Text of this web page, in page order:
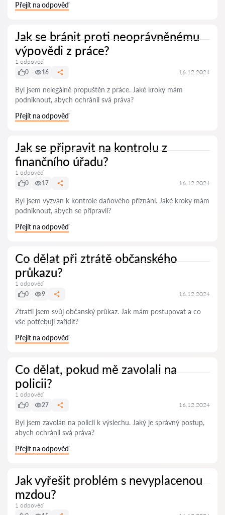
Přejít na odpověď
Jak se bránit proti neoprávněnému
výpovědi z práce?
1 odpověď
0
16 16.12.2024
Byl jsem nelegálně propuštěn z práce. Jaké kroky mám
podniknout, abych ochránil svá práva?
Přejít na odpověď
Jak se připravit na kontrolu z
finančního úřadu?
1 odpověď
0
17 16.12.2024
Byl jsem vyzván k kontrole daňového přiznání. Jaké kroky mám
podniknout, abych se připravil?
Přejít na odpověď
Co dělat při ztrátě občanského
průkazu?
1 odpověď
0
9 16.12.2024
Ztratil jsem svůj občanský průkaz. Jak mám postupovat a co
vše potřebuji zařídit?
Přejít na odpověď
Co dělat, pokud mě zavolali na
policii?
1 odpověď
0
27 16.12.2024
Byl jsem zavolán na policii k výslechu. Jaký je správný postup,
abych ochránil svá práva?
Přejít na odpověď
Jak vyřešit problém s nevyplacenou
mzdou?
1 odpověď